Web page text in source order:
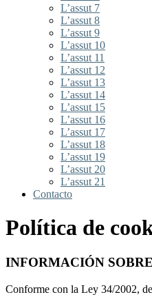
L’assut 7
L’assut 8
L’assut 9
L’assut 10
L’assut 11
L’assut 12
L’assut 13
L’assut 14
L’assut 15
L’assut 16
L’assut 17
L’assut 18
L’assut 19
L’assut 20
L’assut 21
Contacto
Política de
INFORMACIÓN
Conforme con la Ley 34/2002,